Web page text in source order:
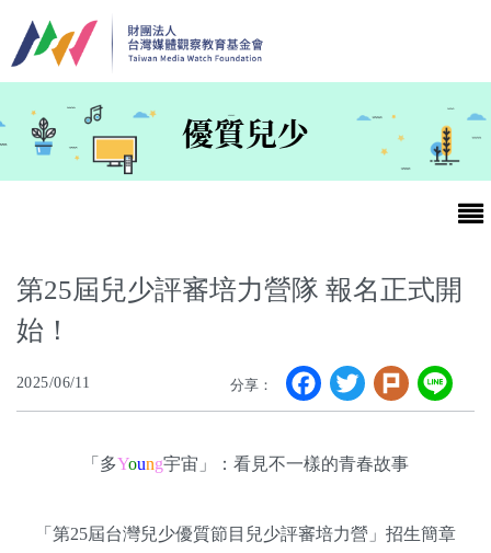
優質兒少
第25屆台灣兒童及少年優質節目活動官網
最新消息
第25屆兒少評審培力營隊 報名正式開
始！
2025/06/11 分享： Facebook
Twitter
Plurk
「多Young宇宙」：看見不一樣的青春故事
「第25屆台灣兒少優質節目兒少評審培力營」招生簡章